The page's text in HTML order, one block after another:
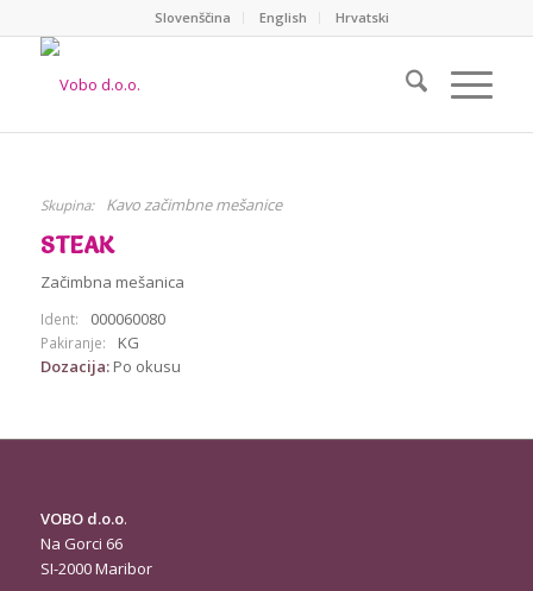
Slovenščina English Hrvatski
Skupina: Kavo začimbne mešanice
STEAK
Začimbna mešanica
Ident: 000060080
Pakiranje:
KG
Dozacija: Po okusu
VOBO d.o.o.
Na Gorci 66
SI-2000 Maribor